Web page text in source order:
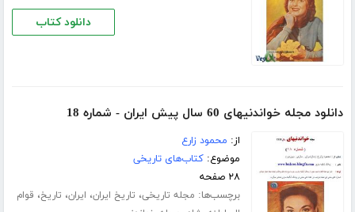
دانلود کتاب
دانلود مجله خواندنیهای 60 سال پیش ایران - شماره 18
از: محمود زارع
موضوع:کتاب‌های تاریخی
۲۸ صفحه
برچسب‌ها: مجله تاریخی، تاریخ ایران، ایران، تاریخ، قوام